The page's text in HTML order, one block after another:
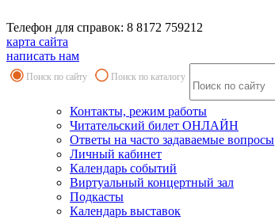
Телефон для справок: 8 8172 759212
карта сайта
написать нам
Поиск по сайту Поиск по каталогу
Контакты, режим работы
Читательский билет ОНЛАЙН
Ответы на часто задаваемые вопросы
Личный кабинет
Календарь событий
Виртуальный концертный зал
Подкасты
Календарь выставок